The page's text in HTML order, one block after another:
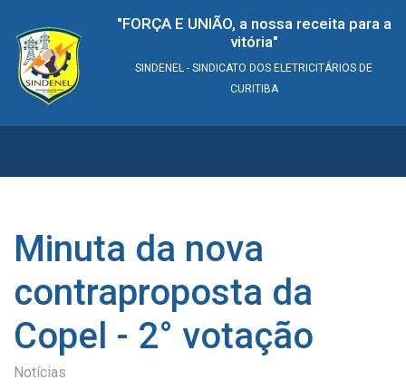
"FORÇA E UNIÃO, a nossa receita para a
vitória"
SINDENEL - SINDICATO DOS ELETRICITÁRIOS DE
CURITIBA
Minuta da nova
contraproposta da
Copel - 2° votação
Notícias